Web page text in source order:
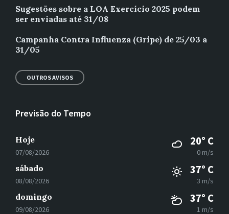
Sugestões sobre a LOA Exercício 2025 podem
ser enviadas até 31/08
Campanha Contra Influenza (Gripe) de 25/03 a
31/05
OUTROS AVISOS
Previsão do Tempo
Hoje
07/08/2026
20° C
0 m/s
sábado
08/08/2026
37° C
3 m/s
domingo
09/08/2026
37° C
1 m/s